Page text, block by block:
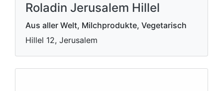
Roladin Jerusalem Hillel
Aus aller Welt, Milchprodukte, Vegetarisch
Hillel 12, Jerusalem